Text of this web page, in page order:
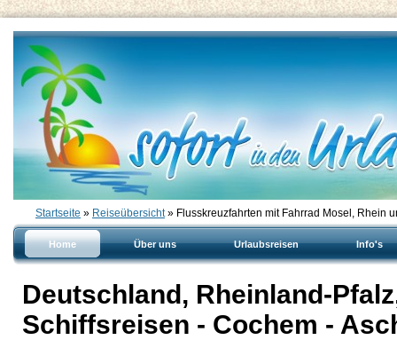
Startseite » Reiseübersicht» Flusskreuzfahrten mit Fahrrad Mosel, Rhein
Home Über uns Urlaubsreisen Info's
Deutschland, Rheinland-
Schiffsreisen - Cochem -